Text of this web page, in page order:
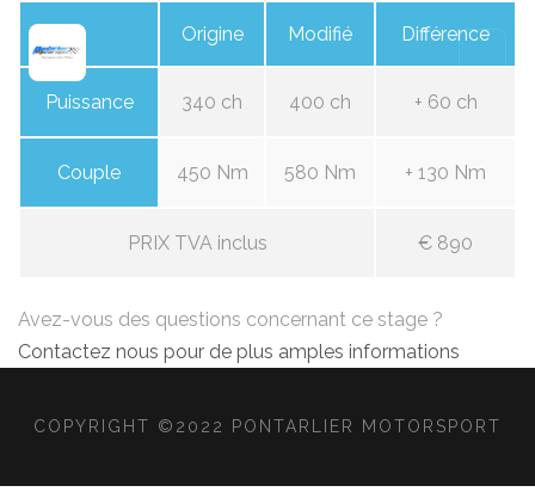
Origine Modifié Différence
Puissance 340 ch 400 ch + 60 ch
Couple 450 Nm 580 Nm + 130 Nm
PRIX TVA inclus € 890
Avez-vous des questions concernant ce stage ?
Contactez nous pour de plus amples informations
COPYRIGHT ©2022 PONTARLIER MOTORSPORT